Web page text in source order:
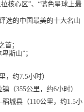
核心区”、“蓝色星球上最
选的中国最美的十大名山
首；
卑斯山”；
，约7.5小时）
（355公里，约6小时）
城县（110公里，约1.5小